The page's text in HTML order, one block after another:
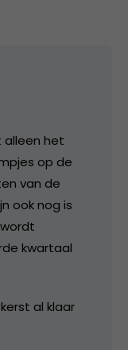
alleen het
op de
van de
ook nog is
kwartaal
al klaar